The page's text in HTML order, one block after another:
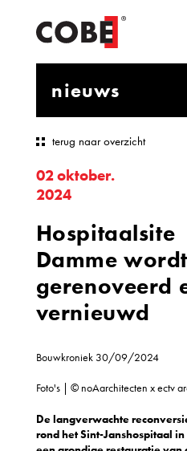
nieuws
terug naar overzicht
02 oktober.
2024
Hospitaalsite
Damme wordt
gerenoveerd
vernieuwd
Bouwkroniek 30/09/2024
Foto's | © noAarchitecten x ectv
De langverwachte
rond het Sint-Janshospitaal